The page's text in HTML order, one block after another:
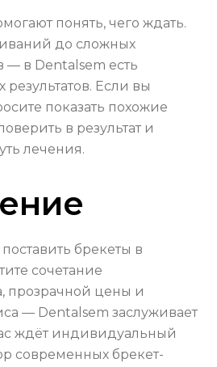
понять, чего ждать.
до сложных
— в Dentalsem есть
Если вы
показать похожие
в результат и
лечения.
брекеты в
сочетание
прозрачной цены и
— Dentalsem заслуживает
ждёт индивидуальный
современных брекет-